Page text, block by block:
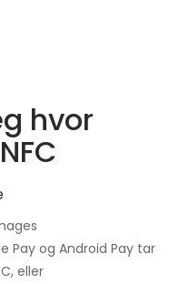
hvor
Pay og Android Pay tar
eller